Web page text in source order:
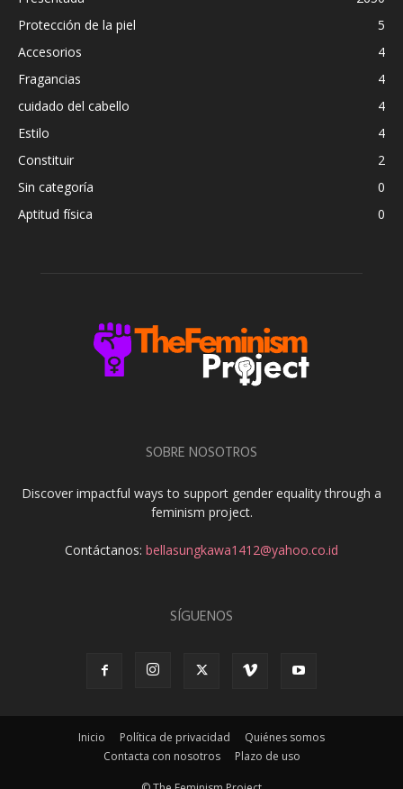
Protección de la piel
5
Accesorios
4
Fragancias
4
cuidado del cabello
4
Estilo
4
Constituir
2
Sin categoría
0
Aptitud física
0
SOBRE NOSOTROS
Discover impactful ways to support gender equality through a
feminism project.
Contáctanos: bellasungkawa1412@yahoo.co.id
SÍGUENOS
Inicio Política de privacidad
Quiénes somos
Contacta con nosotros
Plazo de uso